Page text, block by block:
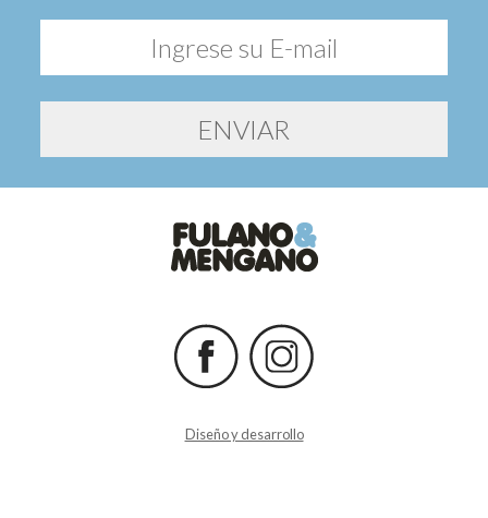
Diseño y desarrollo